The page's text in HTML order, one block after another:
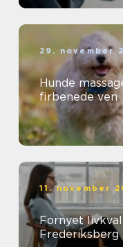
29. november
Hunde
firbenede ven
11. november
Fornyet
Frederiksberg